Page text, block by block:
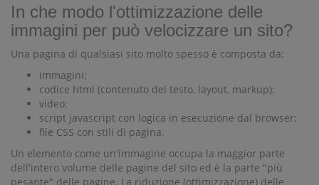
In che modo l'ottimizzazione delle
immagini per può velocizzare un sito?
Una pagina di qualsiasi sito molto spesso è composta da:
immagini;
codice html (contenuto del testo, layout, markup);
video;
script javascript con logica in esecuzione dal browser;
file CSS con stili di pagina.
Un elemento come un'immagine occupa la maggior parte
dell'intero volume delle pagine del sito ed è la parte "più
pesante" delle pagine. La riduzione (ottimizzazione) delle